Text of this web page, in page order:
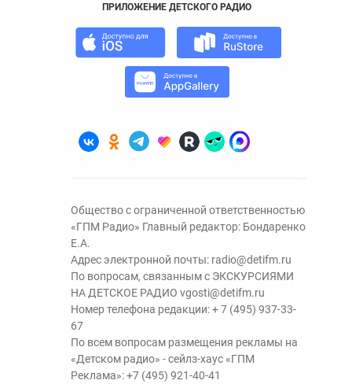
ПРИЛОЖЕНИЕ ДЕТСКОГО РАДИО
Общество с ограниченной ответственностью
«ГПМ Радио» Главный редактор: Бондаренко
Е.А.
Адрес электронной почты: radio@detifm.ru
По вопросам, связанным с ЭКСКУРСИЯМИ
НА ДЕТСКОЕ РАДИО vgosti@detifm.ru
Номер телефона редакции:+ 7 (495) 937-33-
67
По всем вопросам размещения рекламы на
«Детском радио» - сейлз-хаус «ГПМ
Реклама»:+7 (495) 921-40-41